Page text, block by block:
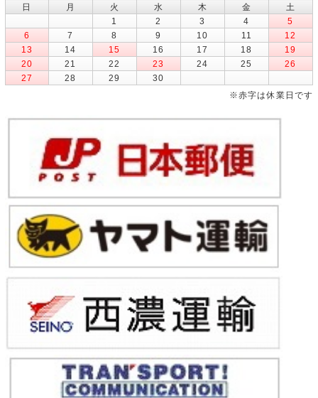
日
月 火 水 木 金
土
1
2 3 4
5
6
7 8 9 10 11
12
13
14 15 16 17 18
19
20
21 22 23 24 25
26
27
28 29
30
※赤字は休業日です